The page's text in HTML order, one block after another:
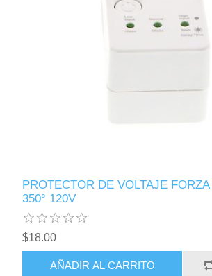
PROTECTOR DE VOLTAJE
350° 120V
$18.00
AÑADIR AL CARRITO